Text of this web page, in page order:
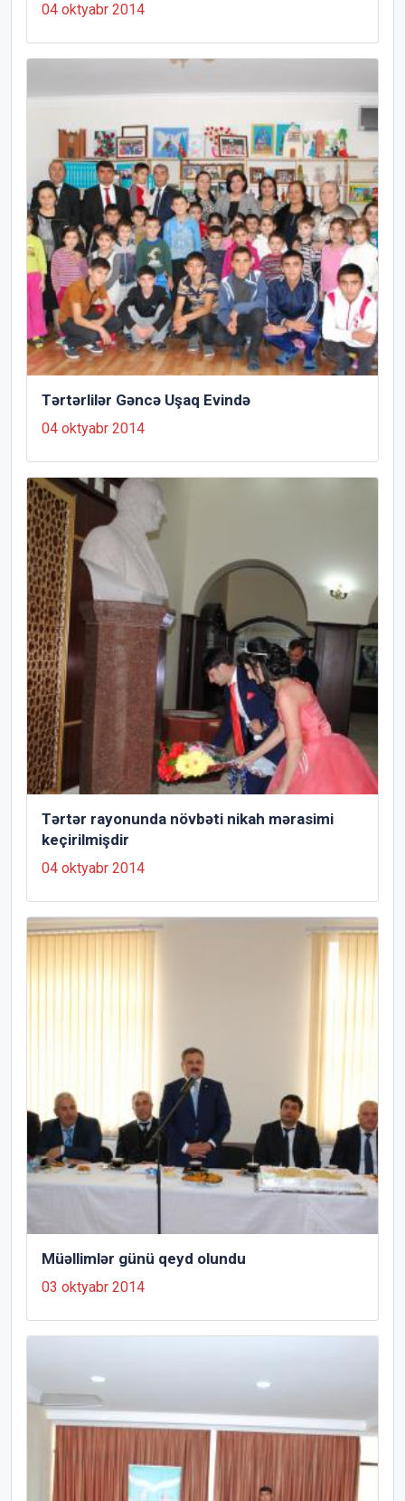
04 oktyabr 2014
Tərtərlilər Gəncə Uşaq Evində
04 oktyabr 2014
Tərtər rayonunda növbəti nikah mərasimi
keçirilmişdir
04 oktyabr 2014
Müəllimlər günü qeyd olundu
03 oktyabr 2014